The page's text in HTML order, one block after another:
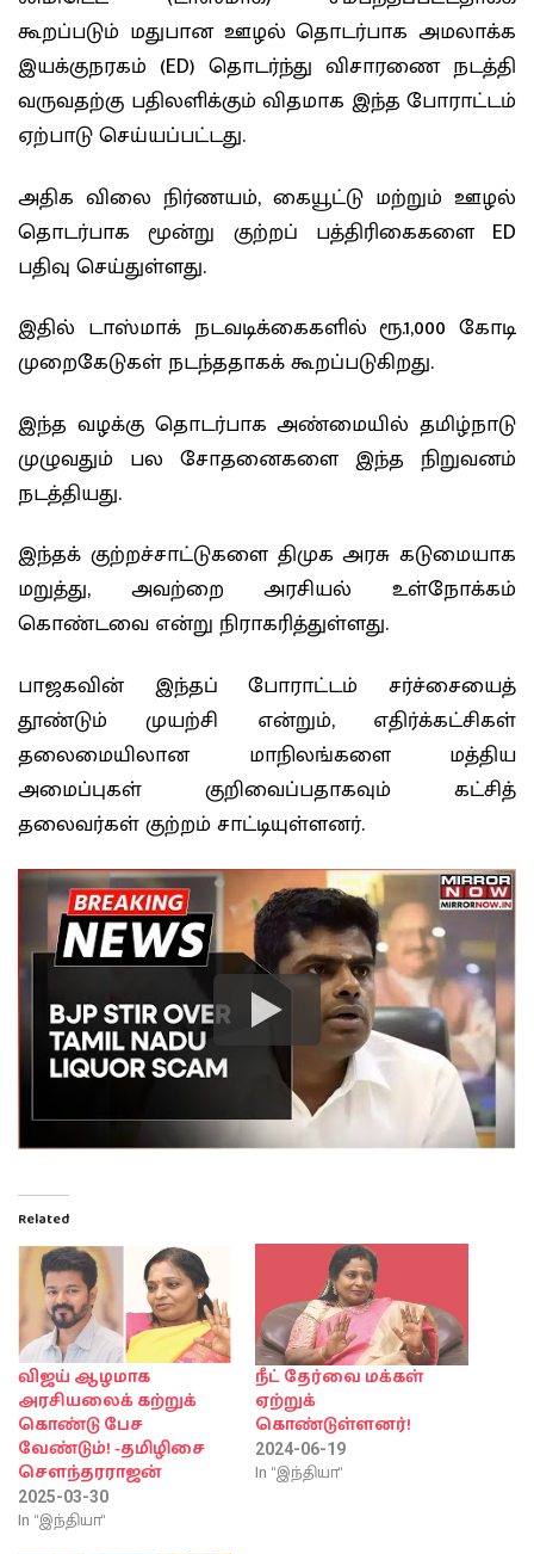
கூறப்படும் மதுபான ஊழல் தொடர்பாக அமலாக்க
இயக்குநரகம் (ED) தொடர்ந்து விசாரணை நடத்தி
வருவதற்கு பதிலளிக்கும் விதமாக இந்த போராட்டம்
ஏற்பாடு செய்யப்பட்டது.
அதிக விலை நிர்ணயம், கையூட்டு மற்றும் ஊழல்
தொடர்பாக மூன்று குற்றப் பத்திரிகைகளை ED
பதிவு செய்துள்ளது.
இதில் டாஸ்மாக் நடவடிக்கைகளில் ரூ.1,000 கோடி
முறைகேடுகள் நடந்ததாகக் கூறப்படுகிறது.
இந்த வழக்கு தொடர்பாக அண்மையில் தமிழ்நாடு
முழுவதும் பல சோதனைகளை இந்த நிறுவனம்
நடத்தியது.
இந்தக் குற்றச்சாட்டுகளை திமுக அரசு கடுமையாக
மறுத்து, அவற்றை அரசியல் உள்நோக்கம்
கொண்டவை என்று நிராகரித்துள்ளது.
பாஜகவின் இந்தப் போராட்டம் சர்ச்சையைத்
தூண்டும் முயற்சி என்றும், எதிர்க்கட்சிகள்
தலைமையிலான மாநிலங்களை மத்திய
அமைப்புகள் குறிவைப்பதாகவும் கட்சித்
தலைவர்கள் குற்றம் சாட்டியுள்ளனர்.
Related
விஜய் ஆழமாக
அரசியலைக் கற்றுக்
கொண்டு பேச
வேண்டும்! -தமிழிசை
சௌந்தரராஜன்
2025-03-30
In "இந்தியா"
நீட் தேர்வை மக்கள்
ஏற்றுக்
கொண்டுள்ளனர்!
2024-06-19
In "இந்தியா"